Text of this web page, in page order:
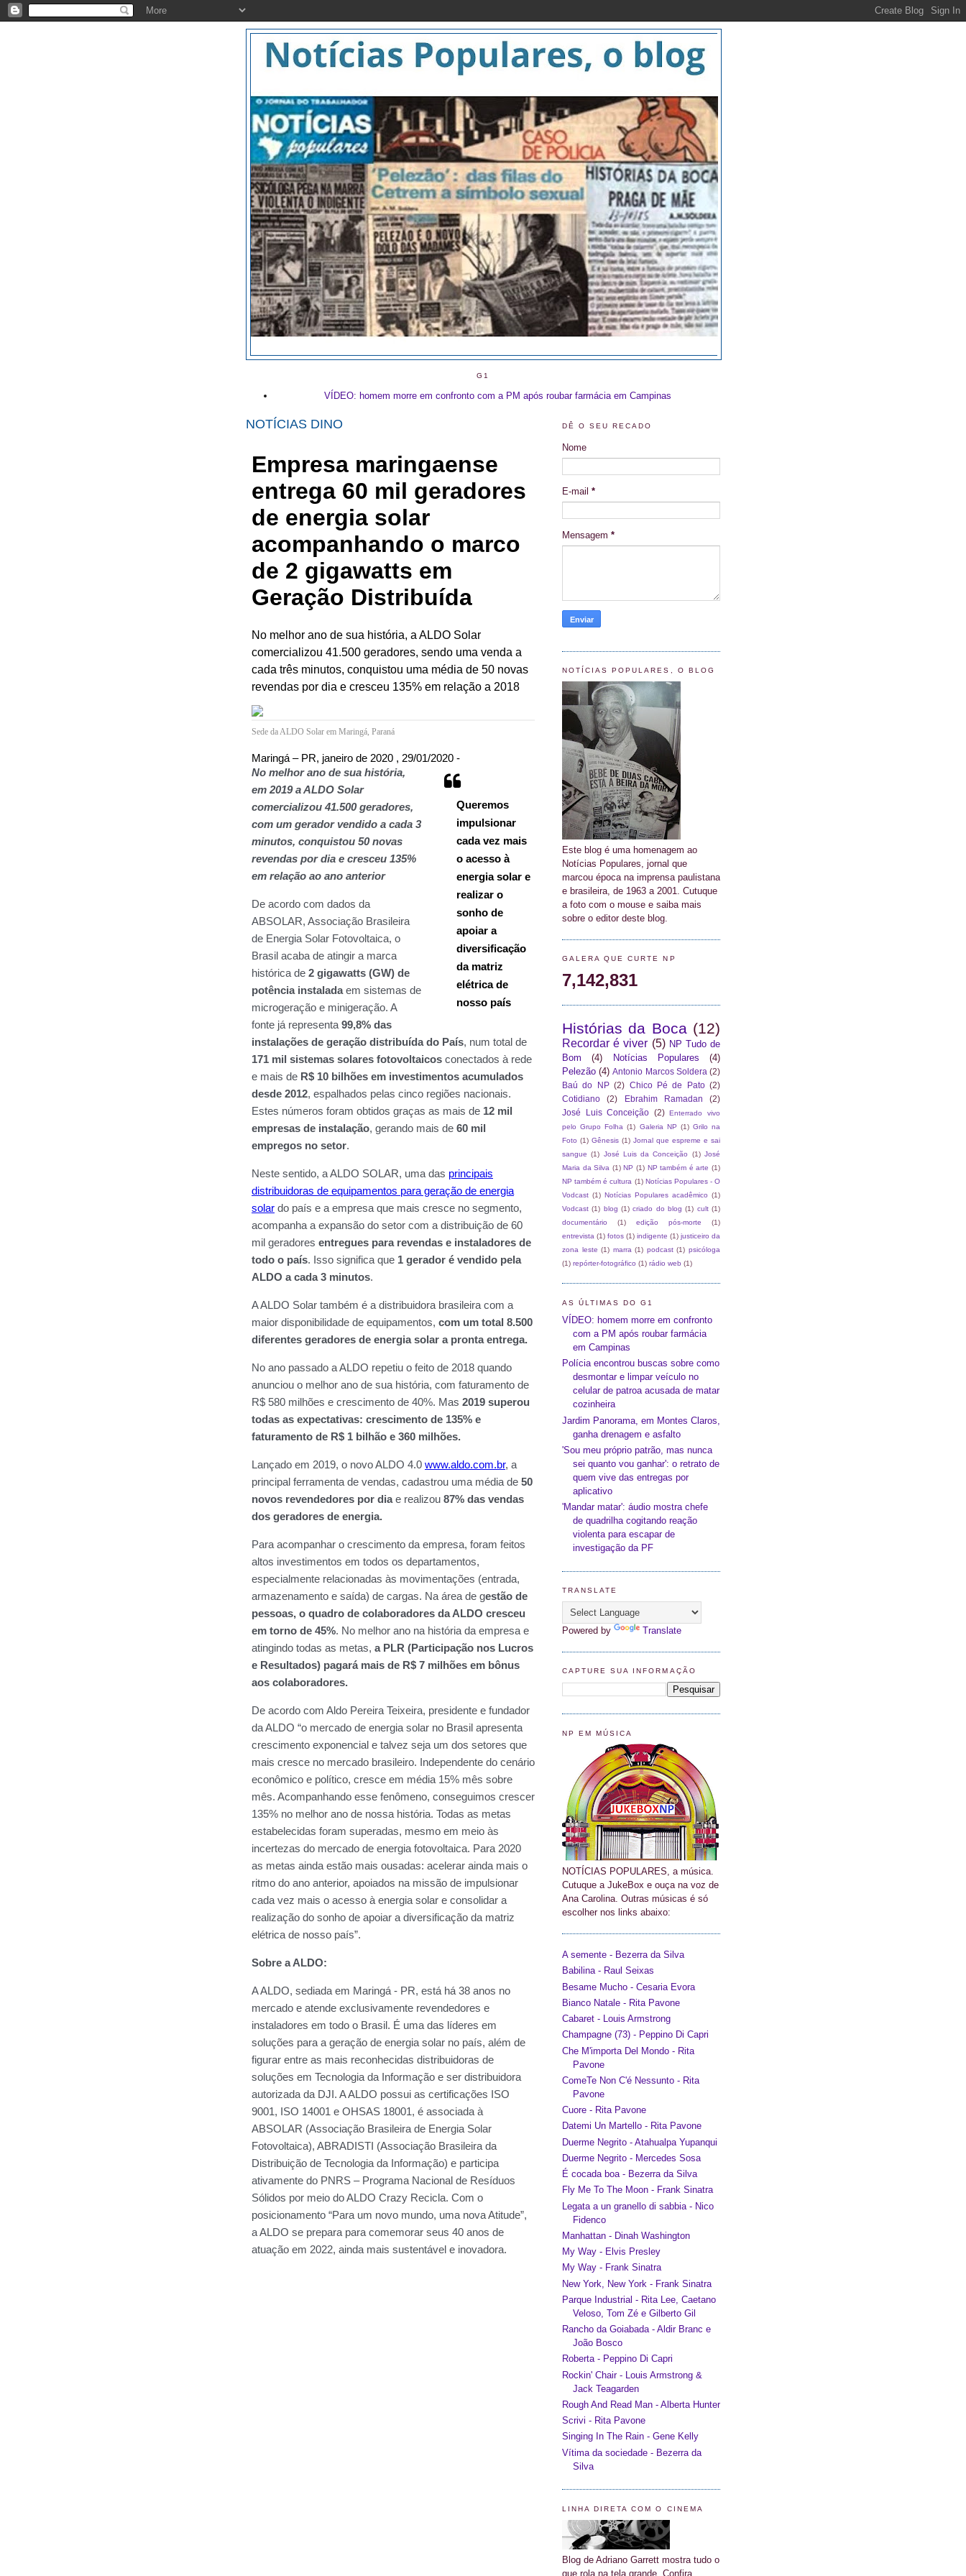
G1
VÍDEO: homem morre em confronto com a PM após roubar farmácia em Campinas
NOTÍCIAS DINO DÊ O SEU RECADO
Nome
E-mail *
Mensagem *
NOTÍCIAS POPULARES, O BLOG
Este blog é uma homenagem ao
Notícias Populares, jornal que
marcou época na imprensa paulistana
e brasileira, de 1963 a 2001. Cutuque
a foto com o mouse e saiba mais
sobre o editor deste blog.
GALERA QUE CURTE NP
7,142,831
Histórias da Boca (12)
Recordar é viver (5) NP Tudo de
Bom
(4) Notícias Populares
(4)
Pelezão (4) Antonio Marcos Soldera (2)
Baú do NP (2) Chico Pé de Pato (2)
Cotidiano
(2) Ebrahim Ramadan
(2)
José Luis Conceição (2)
Enterrado vivo
pelo Grupo Folha (1) Galeria NP (1) Grilo na
Foto (1) Gênesis (1) Jornal que espreme e sai
sangue (1) José Luis da Conceição (1) José
Maria da Silva (1) NP (1) NP também é arte (1)
NP também é cultura (1) Notícias Populares - O
Vodcast (1) Notícias Populares acadêmico (1)
Vodcast (1) blog (1) criado do blog (1) cult (1)
documentário
(1) edição pós-morte
(1)
entrevista (1) fotos (1) indigente (1) justiceiro da
zona leste (1) marra (1) podcast (1) psicóloga
(1) repórter-fotográfico (1) rádio web (1)
AS ÚLTIMAS DO G1
VÍDEO: homem morre em confronto
com a PM após roubar farmácia
em Campinas
Polícia encontrou buscas sobre como
desmontar e limpar veículo no
celular de patroa acusada de matar
cozinheira
Jardim Panorama, em Montes Claros,
ganha drenagem e asfalto
'Sou meu próprio patrão, mas nunca
sei quanto vou ganhar': o retrato de
quem vive das entregas por
aplicativo
'Mandar matar': áudio mostra chefe
de quadrilha cogitando reação
violenta para escapar de
investigação da PF
TRANSLATE
Powered by Translate
CAPTURE SUA INFORMAÇÃO
NP EM MÚSICA
NOTÍCIAS POPULARES, a música.
Cutuque a JukeBox e ouça na voz de
Ana Carolina. Outras músicas é só
escolher nos links abaixo:
A semente - Bezerra da Silva
Babilina - Raul Seixas
Besame Mucho - Cesaria Evora
Bianco Natale - Rita Pavone
Cabaret - Louis Armstrong
Champagne (73) - Peppino Di Capri
Che M'importa Del Mondo - Rita
Pavone
ComeTe Non C'é Nessunto - Rita
Pavone
Cuore - Rita Pavone
Datemi Un Martello - Rita Pavone
Duerme Negrito - Atahualpa Yupanqui
Duerme Negrito - Mercedes Sosa
É cocada boa - Bezerra da Silva
Fly Me To The Moon - Frank Sinatra
Legata a un granello di sabbia - Nico
Fidenco
Manhattan - Dinah Washington
My Way - Elvis Presley
My Way - Frank Sinatra
New York, New York - Frank Sinatra
Parque Industrial - Rita Lee, Caetano
Veloso, Tom Zé e Gilberto Gil
Rancho da Goiabada - Aldir Branc e
João Bosco
Roberta - Peppino Di Capri
Rockin' Chair - Louis Armstrong &
Jack Teagarden
Rough And Read Man - Alberta Hunter
Scrivi - Rita Pavone
Singing In The Rain - Gene Kelly
Vítima da sociedade - Bezerra da
Silva
LINHA DIRETA COM O CINEMA
Blog de Adriano Garrett mostra tudo o
que rola na tela grande. Confira